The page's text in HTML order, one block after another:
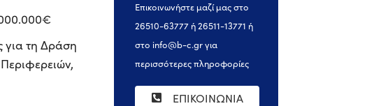
για τη Δράση
Επικοινωνήστε μαζί μας στο
26510-63777 ή 26511-13771 ή
στο info@b-c.grγια
περισσότερες πληροφορίες
ΕΠΙΚΟΙΝΩΝΙΑ